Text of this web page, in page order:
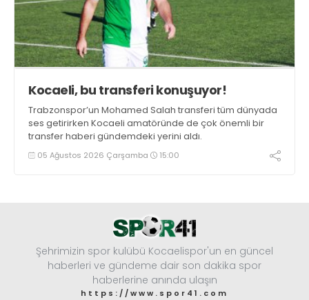
Kocaeli, bu transferi konuşuyor!
Trabzonspor’un Mohamed Salah transferi tüm dünyada
ses getirirken Kocaeli amatöründe de çok önemli bir
transfer haberi gündemdeki yerini aldı.
05 Ağustos 2026 Çarşamba 15:00
Şehrimizin spor kulübü Kocaelispor'un en güncel
haberleri ve gündeme dair son dakika spor
haberlerine anında ulaşın
https://www.spor41.com